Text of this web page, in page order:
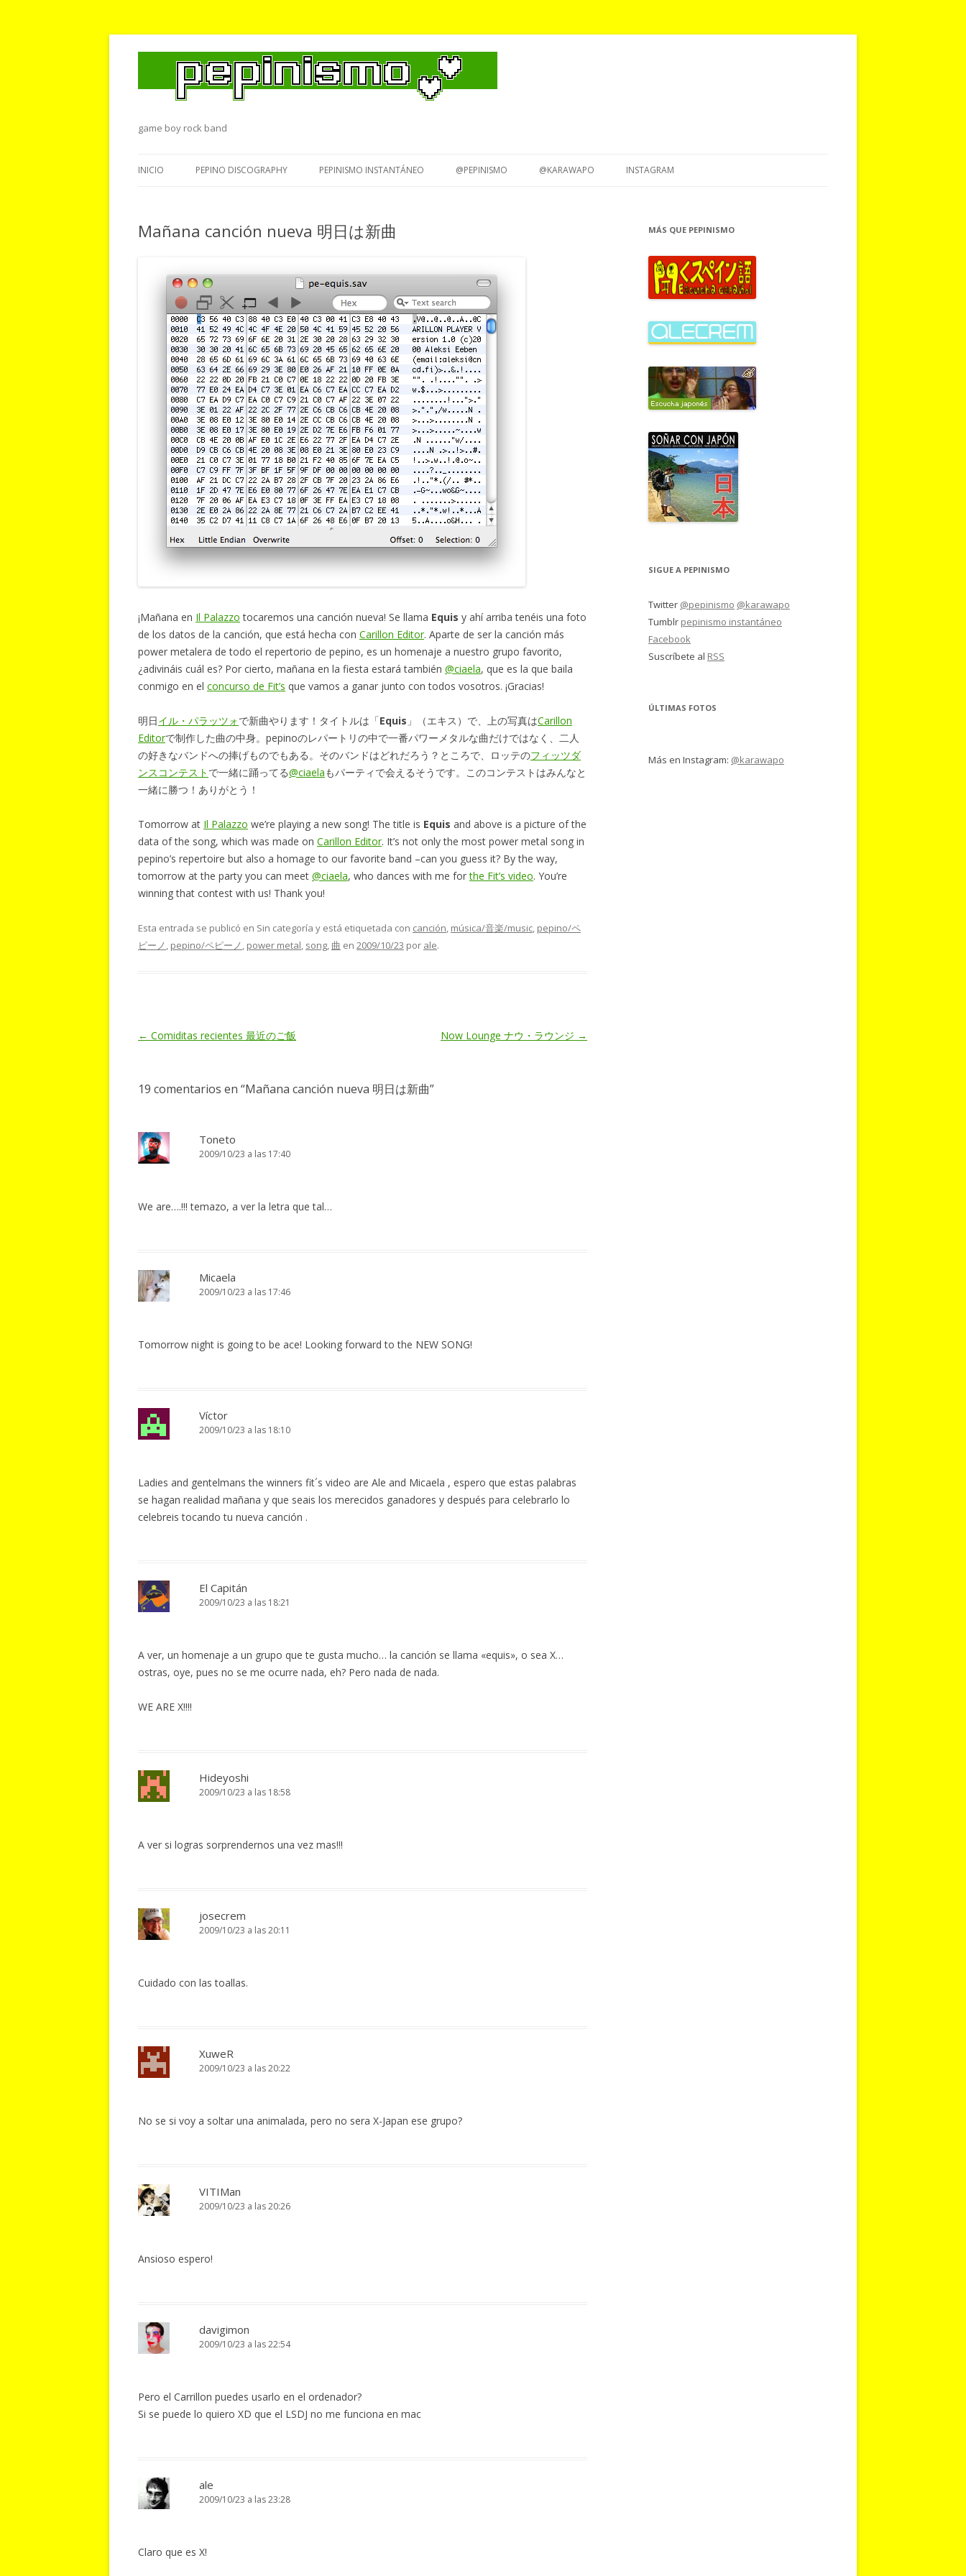
game boy rock band
al
INICIO PEPINO DISCOGRAPHY PEPINISMO INSTANTÁNEO @PEPINISMO @KARAWAPO INSTAGRAM
Mañana canción nueva 明日は新曲
¡Mañana en Il Palazzo tocaremos una canción nueva! Se llama Equis y ahí arriba tenéis una foto
de los datos de la canción, que está hecha con Carillon Editor. Aparte de ser la canción más
power metalera de todo el repertorio de pepino, es un homenaje a nuestro grupo favorito,
¿adivináis cuál es? Por cierto, mañana en la fiesta estará también @ciaela, que es la que baila
conmigo en el concurso de Fit’s que vamos a ganar junto con todos vosotros. ¡Gracias!
明日イル・パラッツォで新曲やります！タイトルは「Equis 」（エキス）で、上の写真はCarillon
Editorで制作した曲の中身。pepinoのレパートリの中で一番パワーメタルな曲だけではなく、二人
の好きなバンドへの捧げものでもある。そのバンドはどれだろう？ところで、ロッテのフィッツダ
ンスコンテスト で一緒に踊ってる@ciaelaもパーティで会えるそうです。このコンテストはみんなと
一緒に勝つ！ありがとう！
Tomorrow at Il Palazzo we’re playing a new song! The title is Equis and above is a picture of the
data of the song, which was made on Carillon Editor. It’s not only the most power metal song in
pepino’s repertoire but also a homage to our favorite band –can you guess it? By the way,
tomorrow at the party you can meet @ciaela, who dances with me forthe Fit’s video. You’re
winning that contest with us! Thank you!
Esta entrada se publicó en Sin categoría y está etiquetada con canción, música/音楽/music, pepino/ペ
ピーノ, pepino/ペピーノ, power metal, song, 曲 en 2009/10/23 por ale.
Navegación
← Comiditas recientes 最近のご飯 Now Lounge ナウ・ラウンジ →
19 comentarios en “Mañana canción nueva 明日は新曲”
Toneto
2009/10/23 a las 17:40
We are….!!! temazo, a ver la letra que tal…
Micaela
2009/10/23 a las 17:46
Tomorrow night is going to be ace! Looking forward to the NEW SONG!
Víctor
2009/10/23 a las 18:10
Ladies and gentelmans the winners fit´s video are Ale and Micaela , espero que estas palabras
se hagan realidad mañana y que seais los merecidos ganadores y después para celebrarlo lo
celebreis tocando tu nueva canción .
El Capitán
2009/10/23 a las 18:21
A ver, un homenaje a un grupo que te gusta mucho… la canción se llama «equis», o sea X…
ostras, oye, pues no se me ocurre nada, eh? Pero nada de nada.
WE ARE X!!!!
Hideyoshi
2009/10/23 a las 18:58
A ver si logras sorprendernos una vez mas!!!
josecrem
2009/10/23 a las 20:11
Cuidado con las toallas.
XuweR
2009/10/23 a las 20:22
No se si voy a soltar una animalada, pero no sera X-Japan ese grupo?
VITIMan
2009/10/23 a las 20:26
Ansioso espero!
davigimon
2009/10/23 a las 22:54
Pero el Carrillon puedes usarlo en el ordenador?
Si se puede lo quiero XD que el LSDJ no me funciona en mac
ale
2009/10/23 a las 23:28
Claro que es X!
MÁS QUE PEPINISMO
SIGUE A PEPINISMO
Twitter @pepinismo @karawapo
Tumblr pepinismo instantáneo
Facebook
Suscríbete al RSS
ÚLTIMAS FOTOS
Más en Instagram: @karawapo